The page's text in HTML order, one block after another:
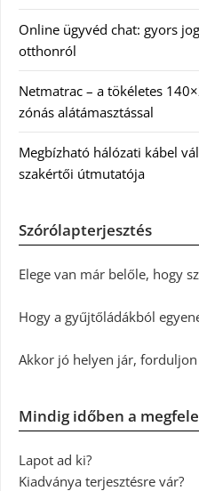
Online ügyvéd chat: gyors
otthonról
Netmatrac – a tökéletes
zónás alátámasztással
Megbízható hálózati kábel
szakértői útmutatója
Szórólapterjesztés
Elege van már belőle, hogy
Hogy a gyűjtőládákból
Akkor jó helyen jár,
Mindig időben a
Lapot ad ki?
Kiadványa terjesztésre vár?